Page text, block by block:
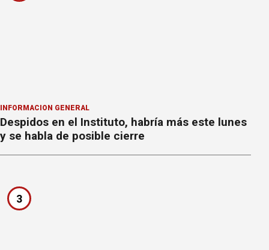
INFORMACION GENERAL
Despidos en el Instituto, habría más este lunes
y se habla de posible cierre
3